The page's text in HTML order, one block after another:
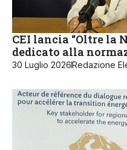
CEI lancia “Oltre la
dedicato alla
30 Luglio 2026Redazione